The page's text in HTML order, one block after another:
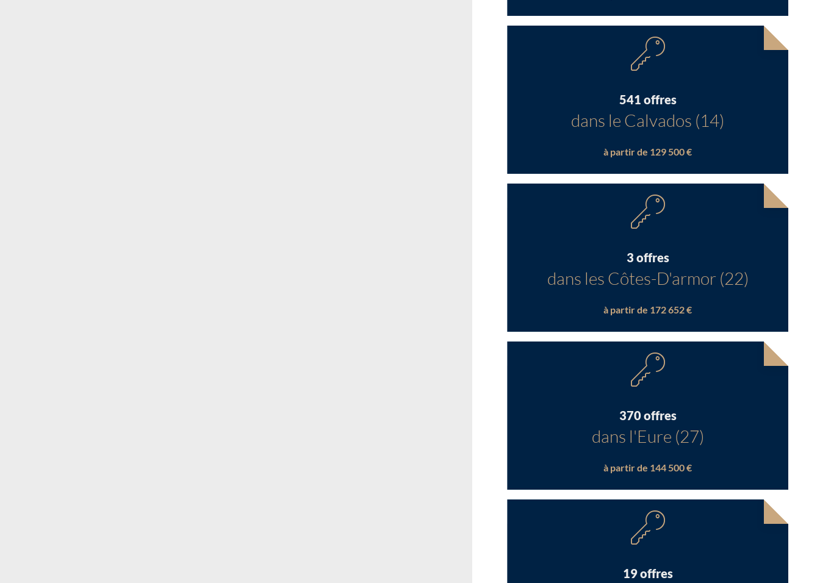
541 offres
dans le Calvados (14)
à partir de 129 500 €
3 offres
dans les Côtes-D'armor (22)
à partir de 172 652 €
370 offres
dans l'Eure (27)
à partir de 144 500 €
19 offres